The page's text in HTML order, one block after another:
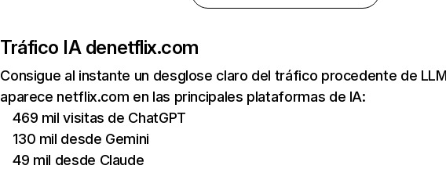
Tráfico IA denetflix.com
Consigue al instante un desglose claro del tráfico procedente de
aparece netflix.com en las principales plataformas de IA:
469 mil visitas de ChatGPT
130 mil desde Gemini
49 mil desde Claude